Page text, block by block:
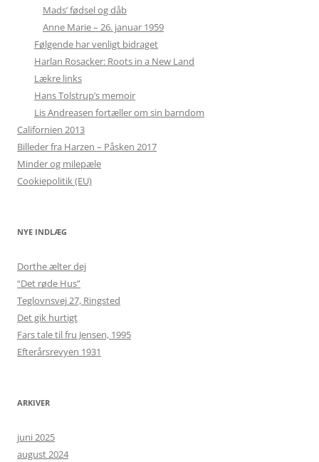
Mads’ fødsel og dåb
Anne Marie – 26. januar 1959
Følgende har venligt bidraget
Harlan Rosacker: Roots in a New Land
Lækre links
Hans Tolstrup’s memoir
Lis Andreasen fortæller om sin barndom
Californien 2013
Billeder fra Harzen – Påsken 2017
Minder og milepæle
Cookiepolitik (EU)
NYE INDLÆG
Dorthe ælter dej
“Det røde Hus”
Teglovnsvej 27, Ringsted
Det gik hurtigt
Fars tale til fru Jensen, 1995
Efterårsrevyen 1931
ARKIVER
juni 2025
august 2024